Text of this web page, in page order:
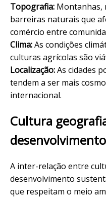
Topografia: Montanhas,
barreiras naturais que
comércio entre
Clima:As condições
culturas agrícolas são
Localização:As cidades
tendem a ser mais
internacional.
Cultura
A inter-relação entre
desenvolvimento
que respeitam o meio